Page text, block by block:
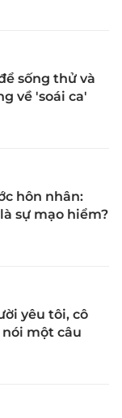
sống thử và
về 'soái ca'
hôn nhân:
sự mạo hiểm?
yêu tôi, cô
một câu